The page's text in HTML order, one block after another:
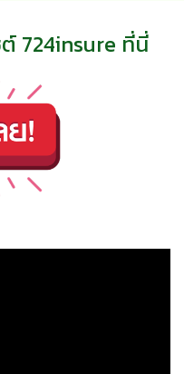
ต์ 724insure ที่นี่